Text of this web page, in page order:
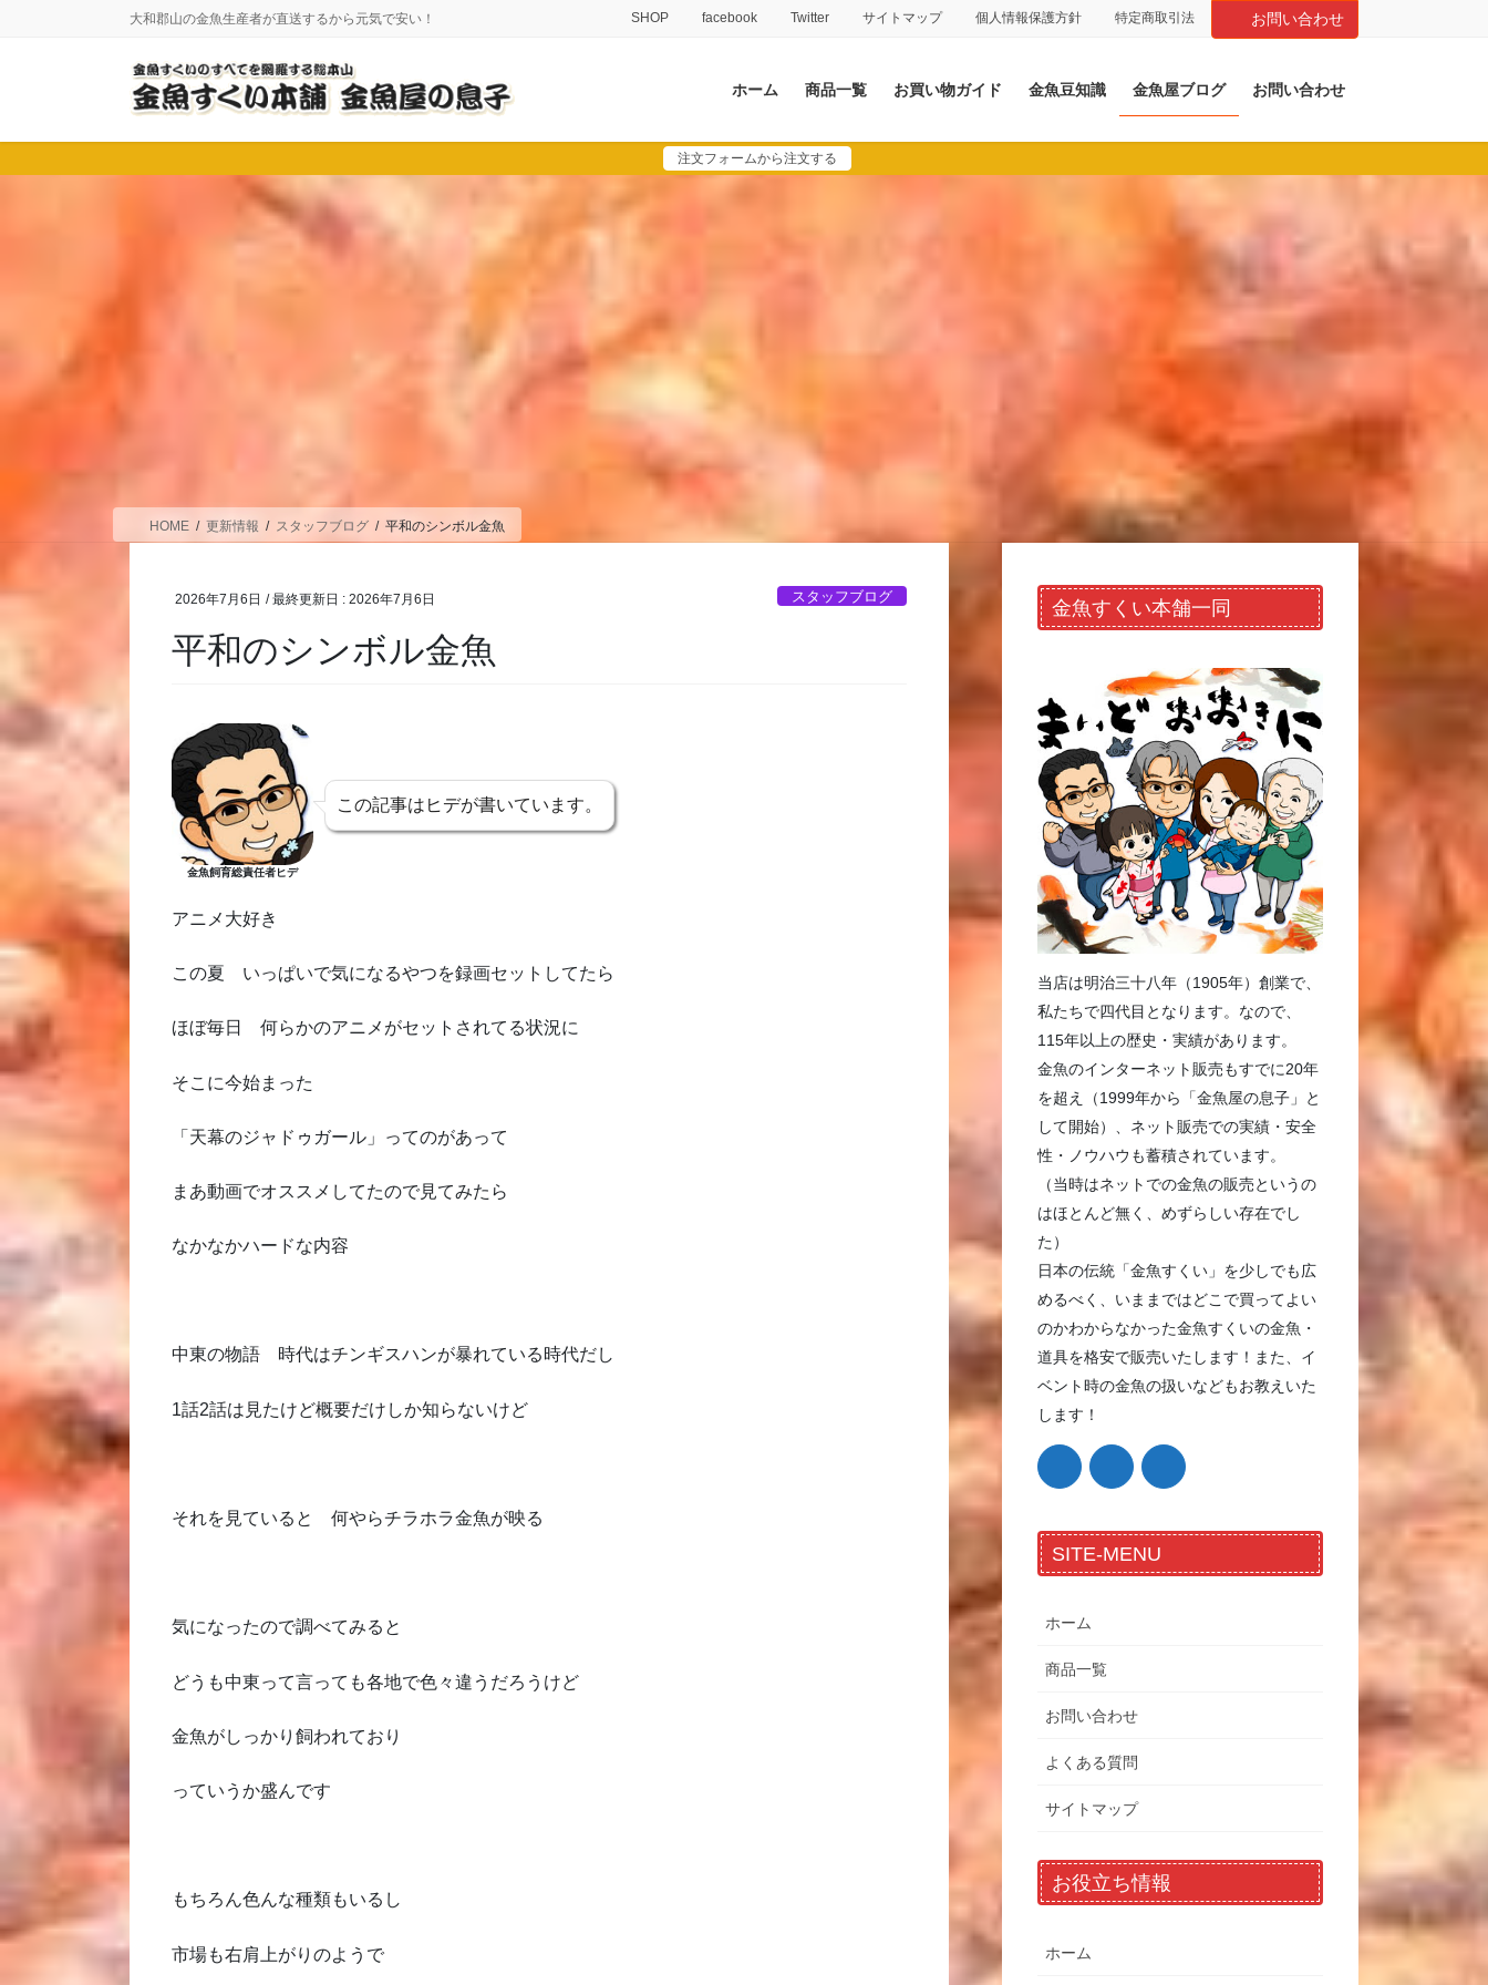
に
移
ョ
ン
大和郡山の金魚生産者が直送するから元気で安い！ SHOP facebook Twitter サイトマップ 個人情報保護方針 特定商取引法 お問い合わせ
ホーム 商品一覧 お買い物ガイド 金魚豆知識 金魚屋ブログ お問い合わせ
注文フォームから注文する
HOME 更新情報 スタッフブログ 平和のシンボル金魚
2026年7月6日 / 最終更新日 :2026年7月6日 スタッフブログ
平和のシンボル金魚
金魚飼育総責任者ヒデ
この記事はヒデが書いています。
アニメ大好き
この夏 いっぱいで気になるやつを録画セットしてたら
ほぼ毎日 何らかのアニメがセットされてる状況に
そこに今始まった
「天幕のジャドゥガール」ってのがあって
まあ動画でオススメしてたので見てみたら
なかなかハードな内容
中東の物語 時代はチンギスハンが暴れている時代だし
1話2話は見たけど概要だけしか知らないけど
それを見ていると 何やらチラホラ金魚が映る
気になったので調べてみると
どうも中東って言っても各地で色々違うだろうけど
金魚がしっかり飼われており
っていうか盛んです
もちろん色んな種類もいるし
市場も右肩上がりのようで
金魚すくい本舗一同
当店は明治三十八年（1905年）創業で、
私たちで四代目となります。なので、
115年以上の歴史・実績があります。
金魚のインターネット販売もすでに20年
を超え（1999年から「金魚屋の息子」と
して開始）、ネット販売での実績・安全
性・ノウハウも蓄積されています。
（当時はネットでの金魚の販売というの
はほとんど無く、めずらしい存在でし
た）
日本の伝統「金魚すくい」を少しでも広
めるべく、いままではどこで買ってよい
のかわからなかった金魚すくいの金魚・
道具を格安で販売いたします！また、イ
ベント時の金魚の扱いなどもお教えいた
します！
SITE-MENU
ホーム
商品一覧
お問い合わせ
よくある質問
サイトマップ
お役立ち情報
ホーム